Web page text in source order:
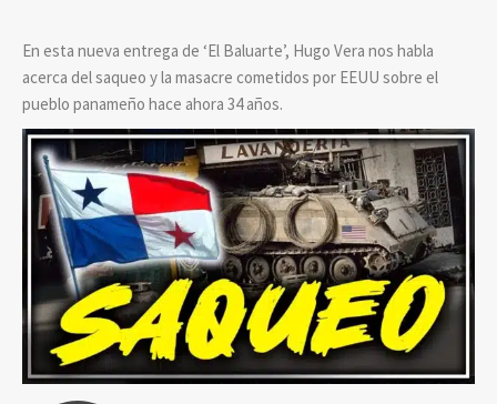
En esta nueva entrega de ‘El Baluarte’, Hugo Vera nos habla
acerca del saqueo y la masacre cometidos por EEUU sobre el
pueblo panameño hace ahora 34 años.